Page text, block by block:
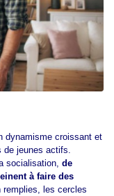
dynamisme croissant et
jeunes actifs.
socialisation, de
à faire des
remplies, les cercles